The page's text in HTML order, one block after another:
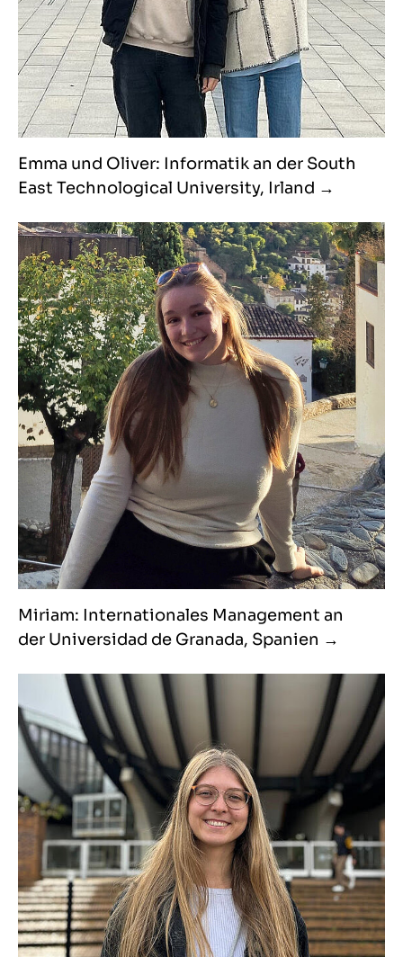
Emma und Oliver: Informatik an der South
East Technological University, Irland
Miriam: Internationales Management an
der Universidad de Granada, Spanien